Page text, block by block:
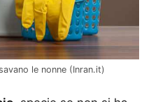
le nonne (Inran.it)